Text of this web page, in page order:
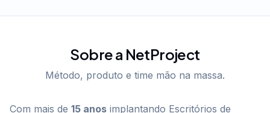
Sobre a NetProject
Método, produto e time mão na massa.
Com mais de 15 anos implantando Escritórios de